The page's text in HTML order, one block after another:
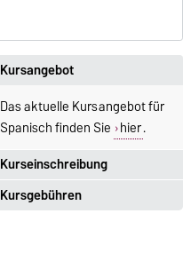
Kurseinschreibung
Einschreibezeitraum:
Kursangebot
Das aktuelle Kursangebot für
Spanisch finden Sie hier.
Kursgebühren